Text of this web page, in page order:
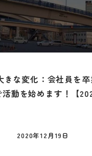
きな変化：会社員を卒
動を始めます！【
投稿日
2020年12月19日